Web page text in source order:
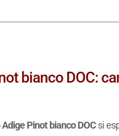
bianco DOC:
Pinot bianco DOCsi